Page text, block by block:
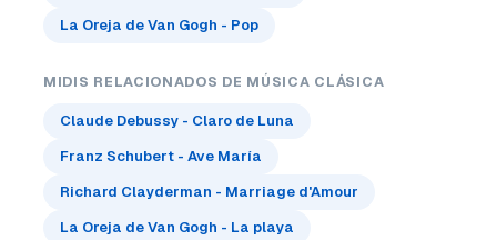
La Oreja de Van Gogh - Pop
MIDIS RELACIONADOS DE MÚSICA CLÁSICA
Claude Debussy - Claro de Luna
Franz Schubert - Ave María
Richard Clayderman - Marriage d'Amour
La Oreja de Van Gogh - La playa